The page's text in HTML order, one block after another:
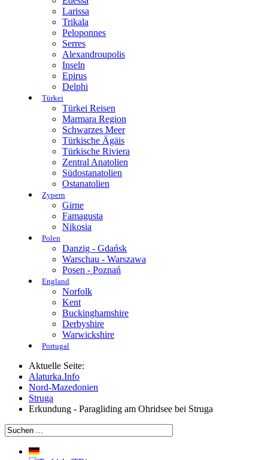
Larissa
Trikala
Peloponnes
Serres
Alexandroupolis
Inseln
Epirus
Delphi
Türkei
Türkei Reisen
Marmara Region
Schwarzes Meer
Türkische Ägäis
Türkische Riviera
Zentral Anatolien
Südostanatolien
Ostanatolien
Zypern
Girne
Famagusta
Nikosia
Polen
Danzig - Gdańsk
Warschau - Warszawa
Posen - Poznań
England
Norfolk
Kent
Buckinghamshire
Derbyshire
Warwickshire
Portugal
Aktuelle Seite:
Alaturka.Info
Nord-Mazedonien
Struga
Erkundung - Paragliding am Ohridsee bei Struga